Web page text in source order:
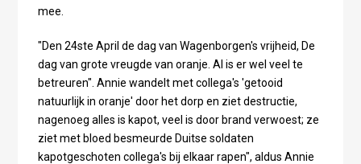
mee.
"Den 24ste April de dag van Wagenborgen's vrijheid, De
dag van grote vreugde van oranje. Al is er wel veel te
betreuren". Annie wandelt met collega's 'getooid
natuurlijk in oranje' door het dorp en ziet destructie,
nagenoeg alles is kapot, veel is door brand verwoest; ze
ziet met bloed besmeurde Duitse soldaten
kapotgeschoten collega's bij elkaar rapen", aldus Annie